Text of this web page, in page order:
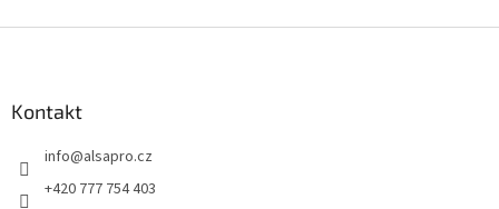
Kontakt
info@alsapro.cz
+420 777 754 403